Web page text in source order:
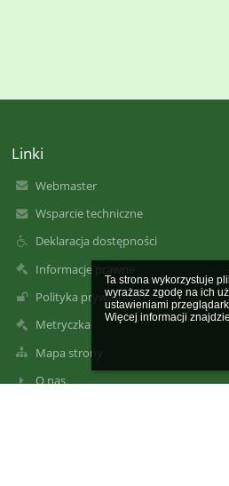
Ta strona wykorzystuje
wyrażasz zgodę na ich
ustawieniami
Więcej informacji
Linki
Webmaster
Wsparcie techniczne
Deklaracja dostępności
Informacje prawne
Polityka prywatności
Metryczka
Mapa strony
O nas